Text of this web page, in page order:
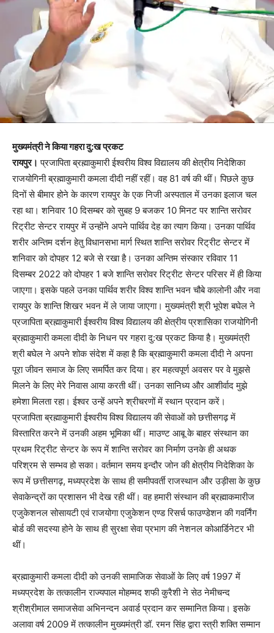
मुख्यमंत्री ने किया गहरा दु:ख प्रकट
रायपुर। प्रजापिता ब्रह्माकुमारी ईश्वरीय विश्व विद्यालय की क्षेत्रीय निदेशिका
राजयोगिनी ब्रह्माकुमारी कमला दीदी नहीं रहीं। वह 81 वर्ष की थीं। पिछले कुछ
दिनों से बीमार होने के कारण रायपुर के एक निजी अस्पताल में उनका इलाज चल
रहा था। शनिवार 10 दिसम्बर को सुबह 9 बजकर 10 मिनट पर शान्ति सरोवर
रिट्रीट सेन्टर रायपुर में उन्होंने अपने पार्थिव देह का त्याग किया। उनका पार्थिव
शरीर अन्तिम दर्शन हेतु विधानसभा मार्ग स्थित शान्ति सरोवर रिट्रीट सेन्टर में
शनिवार को दोपहर 12 बजे से रखा है। उनका अन्तिम संस्कार रविवार 11
दिसम्बर 2022 को दोपहर 1 बजे शान्ति सरोवर रिट्रीट सेन्टर परिसर में ही किया
जाएगा। इसके पहले उनका पार्थिव शरीर विश्व शान्ति भवन चौबे कालोनी और नवा
रायपुर के शान्ति शिखर भवन में ले जाया जाएगा। मुख्यमंत्री श्री भूपेश बघेल ने
प्रजापिता ब्रह्माकुमारी ईश्वरीय विश्व विद्यालय की क्षेत्रीय प्रशासिका राजयोगिनी
ब्रह्माकुमारी कमला दीदी के निधन पर गहरा दु:ख प्रकट किया है। मुख्यमंत्री
श्री बघेल ने अपने शोक संदेश में कहा है कि ब्रह्माकुमारी कमला दीदी ने अपना
पूरा जीवन समाज के लिए समर्पित कर दिया। हर महत्वपूर्ण अवसर पर वे मुझसे
मिलने के लिए मेरे निवास आया करती थीं। उनका सानिध्य और आशीर्वाद मुझे
हमेशा मिलता रहा। ईश्वर उन्हें अपने श्रीचरणों में स्थान प्रदान करें।
प्रजापिता ब्रह्माकुमारी ईश्वरीय विश्व विद्यालय की सेवाओं को छत्तीसगढ़ में
विस्तारित करने में उनकी अहम भूमिका थीं। माउण्ट आबू के बाहर संस्थान का
प्रथम रिट्रीट सेन्टर के रूप में शान्ति सरोवर का निर्माण उनके ही अथक
परिश्रम से सम्भव हो सका। वर्तमान समय इन्दौर जोन की क्षेत्रीय निदेशिका के
रूप में छत्तीसगढ़, मध्यप्रदेश के साथ ही समीपवर्ती राजस्थान और उड़ीसा के कुछ
सेवाकेन्द्रों का प्रशासन भी देख रही थीं। वह हमारी संस्थान की ब्रह्माकमारीज
एजुकेशनल सोसायटी एवं राजयोगा एजुकेशन एण्ड रिसर्च फाउण्डेशन की गवर्निंग
बोर्ड की सदस्या होने के साथ ही सुरक्षा सेवा प्रभाग की नेशनल कोआर्डिनेटर भी
थीं।
ब्रह्माकुमारी कमला दीदी को उनकी सामाजिक सेवाओं के लिए वर्ष 1997 में
मध्यप्रदेश के तत्कालीन राज्यपाल मोहम्मद शफी कुरैशी ने सेठ नेमीचन्द
श्रीश्रीमाल समाजसेवा अभिनन्दन अवार्ड प्रदान कर सम्मानित किया। इसके
अलावा वर्ष 2009 में तत्कालीन मुख्यमंत्री डॉ. रमन सिंह द्वारा स्त्री शक्ति सम्मान